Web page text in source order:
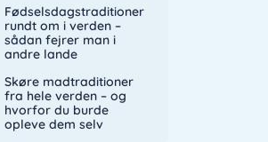
Fødselsdagstraditioner
rundt om i verden –
sådan fejrer man i
andre lande
Skøre madtraditioner
fra hele verden – og
hvorfor du burde
opleve dem selv